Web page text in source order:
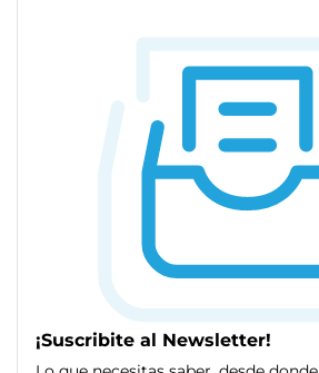
¡Suscribite al Newsletter!